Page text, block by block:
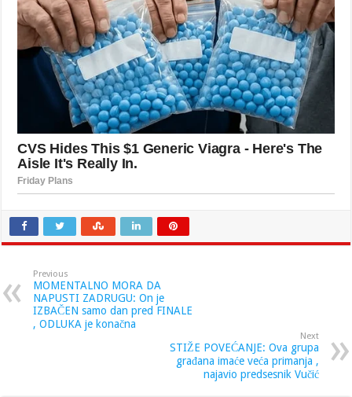
Previous
MOMENTALNO MORA DA
NAPUSTI ZADRUGU: On je
IZBAČEN samo dan pred FINALE
, ODLUKA je konačna
Next
STIŽE POVEĆANJE: Ova grupa
građana imaće veća primanja ,
najavio predsesnik Vučić